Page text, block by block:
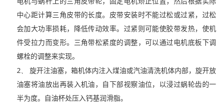
中心距计算三角皮带的长度。皮带安装时不能过松或过紧，过松
会加大功率损耗，降低传动效率。过紧则可能使胶带发热，使机
件受拉力而变形。三角带松紧度的调整，可以通过电机底板下调
螺栓的调整来实现。
2、 旋开注油塞，箱机体内注入煤油或汽油清洗机体内部， 旋开放
油塞将油放出再装入机油，自下部视察油位，以浸过蜗轮齿的一
半为度。自油杯处压入钙基润滑脂。